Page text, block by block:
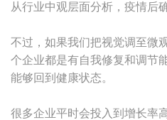
从行业中观层面分析，疫情后
不过，如果我们把视觉调至微
个企业都是有自我修复和调节
能够回到健康状态。
很多企业平时会投入到增长率